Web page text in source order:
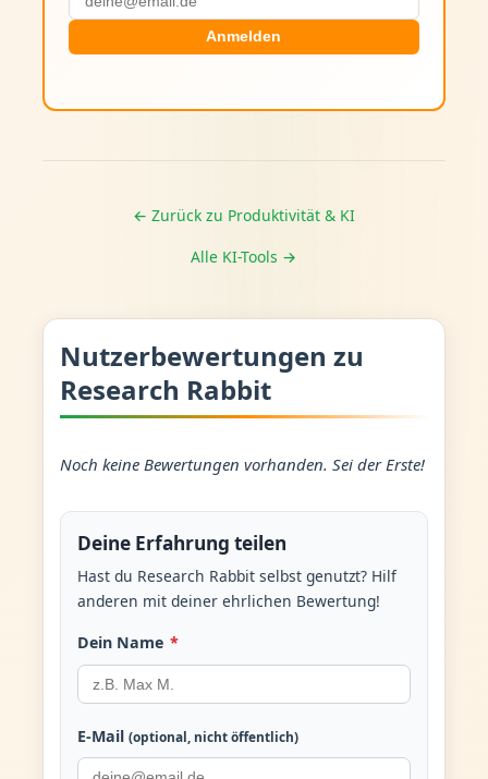
Anmelden
← Zurück zu Produktivität & KI
Alle KI-Tools →
Nutzerbewertungen zu
Research Rabbit
Noch keine Bewertungen vorhanden. Sei der Erste!
Deine Erfahrung teilen
Hast du Research Rabbit selbst genutzt? Hilf
anderen mit deiner ehrlichen Bewertung!
Dein Name *
E-Mail (optional, nicht öffentlich)